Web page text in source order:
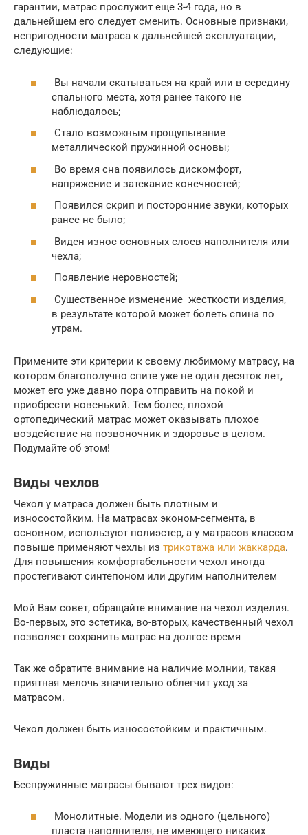
гарантии, матрас прослужит еще 3-4 года, но в
дальнейшем его следует сменить. Основные признаки,
непригодности матраса к дальнейшей эксплуатации,
следующие:
Вы начали скатываться на край или в середину
спального места, хотя ранее такого не
наблюдалось;
Cтало возможным прощупывание
металлической пружинной основы;
Во время сна появилось дискомфорт,
напряжение и затекание конечностей;
Появился скрип и посторонние звуки, которых
ранее не было;
Виден износ основных слоев наполнителя или
чехла;
Появление неровностей;
Существенное изменение жесткости изделия,
в результате которой может болеть спина по
утрам.
Примените эти критерии к своему любимому матрасу, на
котором благополучно спите уже не один десяток лет,
может его уже давно пора отправить на покой и
приобрести новенький. Тем более, плохой
ортопедический матрас может оказывать плохое
воздействие на позвоночник и здоровье в целом.
Подумайте об этом!
Виды чехлов
Чехол у матраса должен быть плотным и
износостойким. На матрасах эконом-сегмента, в
основном, используют полиэстер, а у матрасов классом
повыше применяют чехлы из трикотажа или жаккарда.
Для повышения комфортабельности чехол иногда
простегивают синтепоном или другим наполнителем
Мой Вам совет, обращайте внимание на чехол изделия.
Во-первых, это эстетика, во-вторых, качественный чехол
позволяет сохранить матрас на долгое время
Так же обратите внимание на наличие молнии, такая
приятная мелочь значительно облегчит уход за
матрасом.
Чехол должен быть износостойким и практичным.
Виды
Беспружинные матрасы бывают трех видов:
Монолитные. Модели из одного (цельного)
пласта наполнителя, не имеющего никаких